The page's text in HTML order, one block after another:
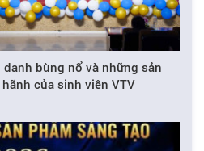
danh bùng nổ và những sản
của sinh viên VTV